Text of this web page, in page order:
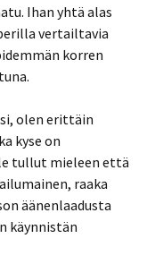
Ihan yhtä alas
vertailtavia
korren
olen erittäin
kyse on
tullut mieleen että
raaka
äänenlaadusta
käynnistän